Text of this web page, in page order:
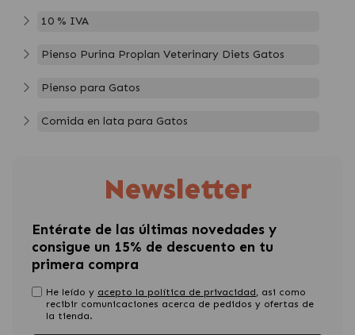
10 % IVA
Pienso Purina Proplan Veterinary Diets Gatos
Pienso para Gatos
Comida en lata para Gatos
Newsletter
Entérate de las últimas novedades y
consigue un 15% de descuento en tu
primera compra
He leído y acepto la política de privacidad, asi como
recibir comunicaciones acerca de pedidos y ofertas de
la tienda.